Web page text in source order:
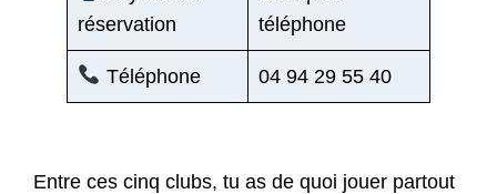
réservation
téléphone
Téléphone 04 94 29 55 40
Entre ces cinq clubs, tu as de quoi jouer partout